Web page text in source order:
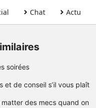
Chat Actu
soirées
et de conseil s’il vous plaît
matter des mecs quand on